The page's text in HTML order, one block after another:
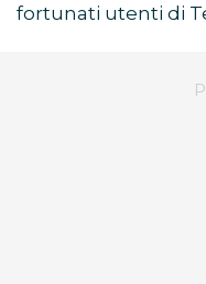
fortunati utenti di